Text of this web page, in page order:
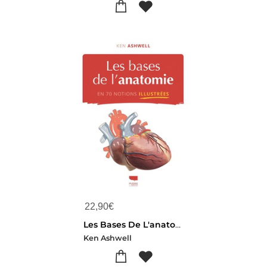
22,90€
Les Bases De L'anatomie : En 70 Notions Illustrees
Ken Ashwell